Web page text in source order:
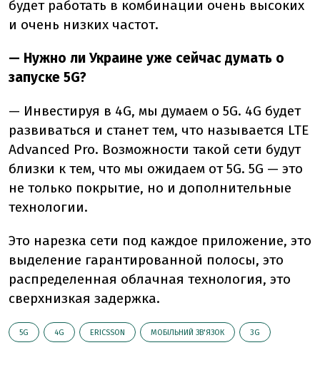
будет работать в комбинации очень высоких
и очень низких частот.
— Нужно ли Украине уже сейчас думать о
запуске 5G?
— Инвестируя в 4G, мы думаем о 5G. 4G будет
развиваться и станет тем, что называется LTE
Advanced Pro. Возможности такой сети будут
близки к тем, что мы ожидаем от 5G. 5G — это
не только покрытие, но и дополнительные
технологии.
Это нарезка сети под каждое приложение, это
выделение гарантированной полосы, это
распределенная облачная технология, это
сверхнизкая задержка.
5G 4G ERICSSON МОБІЛЬНИЙ ЗВ'ЯЗОК 3G